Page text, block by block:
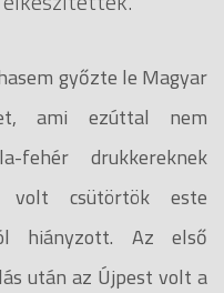
győzte le Magyar
ami ezúttal nem
fehér drukkereknek
volt csütörtök este
hiányzott. Az első
után az Újpest volt a